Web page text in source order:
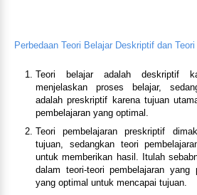
Perbedaan Teori Belajar Deskriptif dan
Teori belajar adalah deskriptif
menjelaskan proses belajar,
adalah preskriptif karena tujuan
pembelajaran yang optimal.
Teori pembelajaran preskriptif
tujuan, sedangkan teori
untuk memberikan hasil. Itulah
dalam teori-teori pembelajaran yang
yang optimal untuk mencapai tujuan.